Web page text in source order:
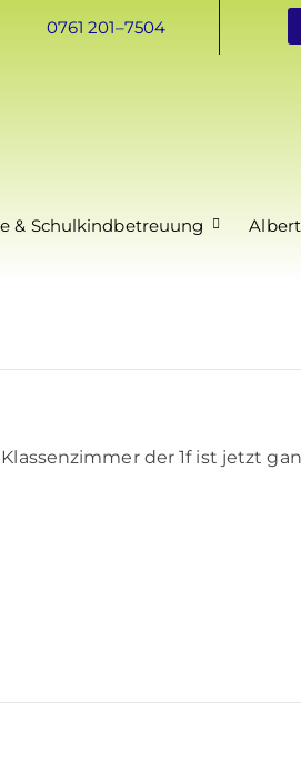
0761 201–7504
& Schulkindbetreuung
der 1f ist jetzt